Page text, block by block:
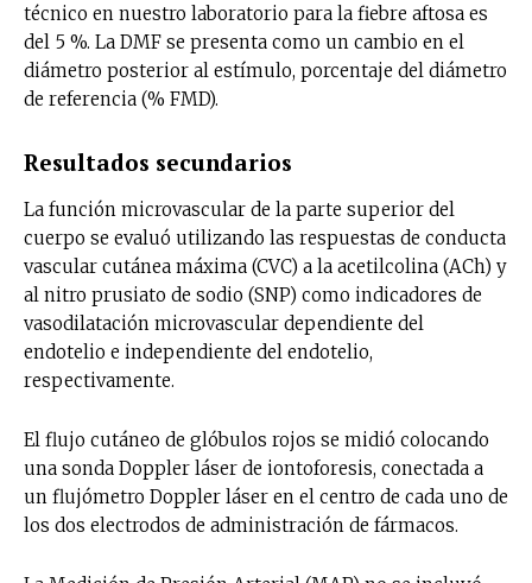
técnico en nuestro laboratorio para la fiebre aftosa es
del 5 %. La DMF se presenta como un cambio en el
diámetro posterior al estímulo, porcentaje del diámetro
de referencia (% FMD).
Resultados secundarios
La función microvascular de la parte superior del
cuerpo se evaluó utilizando las respuestas de conducta
vascular cutánea máxima (CVC) a la acetilcolina (ACh) y
al nitro prusiato de sodio (SNP) como indicadores de
vasodilatación microvascular dependiente del
endotelio e independiente del endotelio,
respectivamente.
El flujo cutáneo de glóbulos rojos se midió colocando
una sonda Doppler láser de iontoforesis, conectada a
un flujómetro Doppler láser en el centro de cada uno de
los dos electrodos de administración de fármacos.